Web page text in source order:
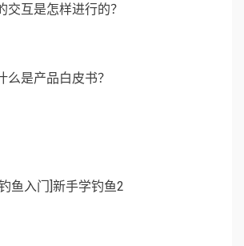
交互是怎样进行的？
么是产品白皮书？
鱼入门]新手学钓鱼2